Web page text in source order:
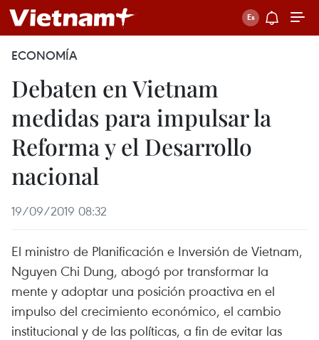
ECONOMÍA
Debaten en Vietnam
medidas para impulsar la
Reforma y el Desarrollo
nacional
19/09/2019 08:32
El ministro de Planificación e Inversión de Vietnam,
Nguyen Chi Dung, abogó por transformar la
mente y adoptar una posición proactiva en el
impulso del crecimiento económico, el cambio
institucional y de las políticas, a fin de evitar las